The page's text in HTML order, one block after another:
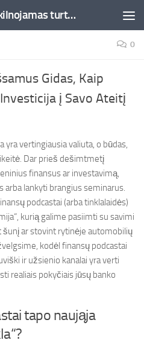
Akcijos, Investavimas, nekilnojamas turtas, kriptovaliutos - Besociai.lt
0
Gidas, Kaip
į Savo Ateitį
yra vertingiausia valiuta, o būdas,
Dar prieš dešimtmetį
finansus ar investavimą,
lankyti brangius seminarus.
podcastai (arba tinklalaidės)
kurią galime pasiimti su savimi
šunį ar stovint rytinėje automobilių
kodėl finansų podcastai
ir užsienio kanalai yra verti
realiais pokyčiais jūsų banko
tapo naująja